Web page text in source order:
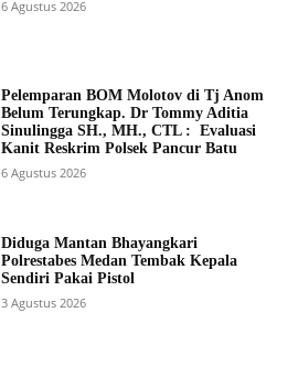
6 Agustus 2026
Pelemparan BOM Molotov di Tj Anom
Belum Terungkap. Dr Tommy Aditia
Sinulingga SH., MH., CTL : Evaluasi
Kanit Reskrim Polsek Pancur Batu
6 Agustus 2026
Diduga Mantan Bhayangkari
Polrestabes Medan Tembak Kepala
Sendiri Pakai Pistol
3 Agustus 2026